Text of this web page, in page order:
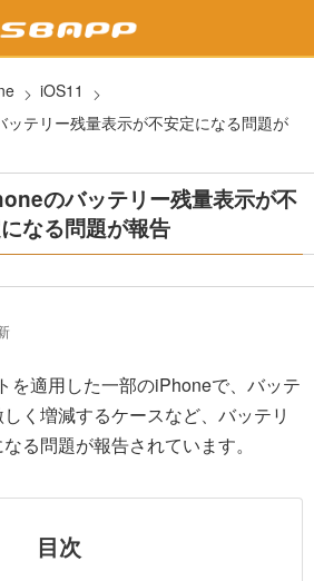
iOS11
ッテリー残量表示が不安定になる問題が
のバッテリー残量表示が不
なる問題が報告
を適用した一部のiPhoneで、バッテ
く増減するケースなど、バッテリ
る問題が報告されています。
目次